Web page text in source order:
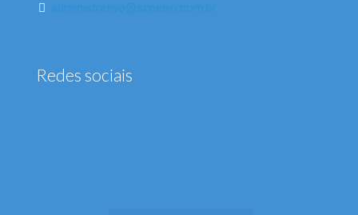
administrativo@scpetro.com.br
Redes sociais